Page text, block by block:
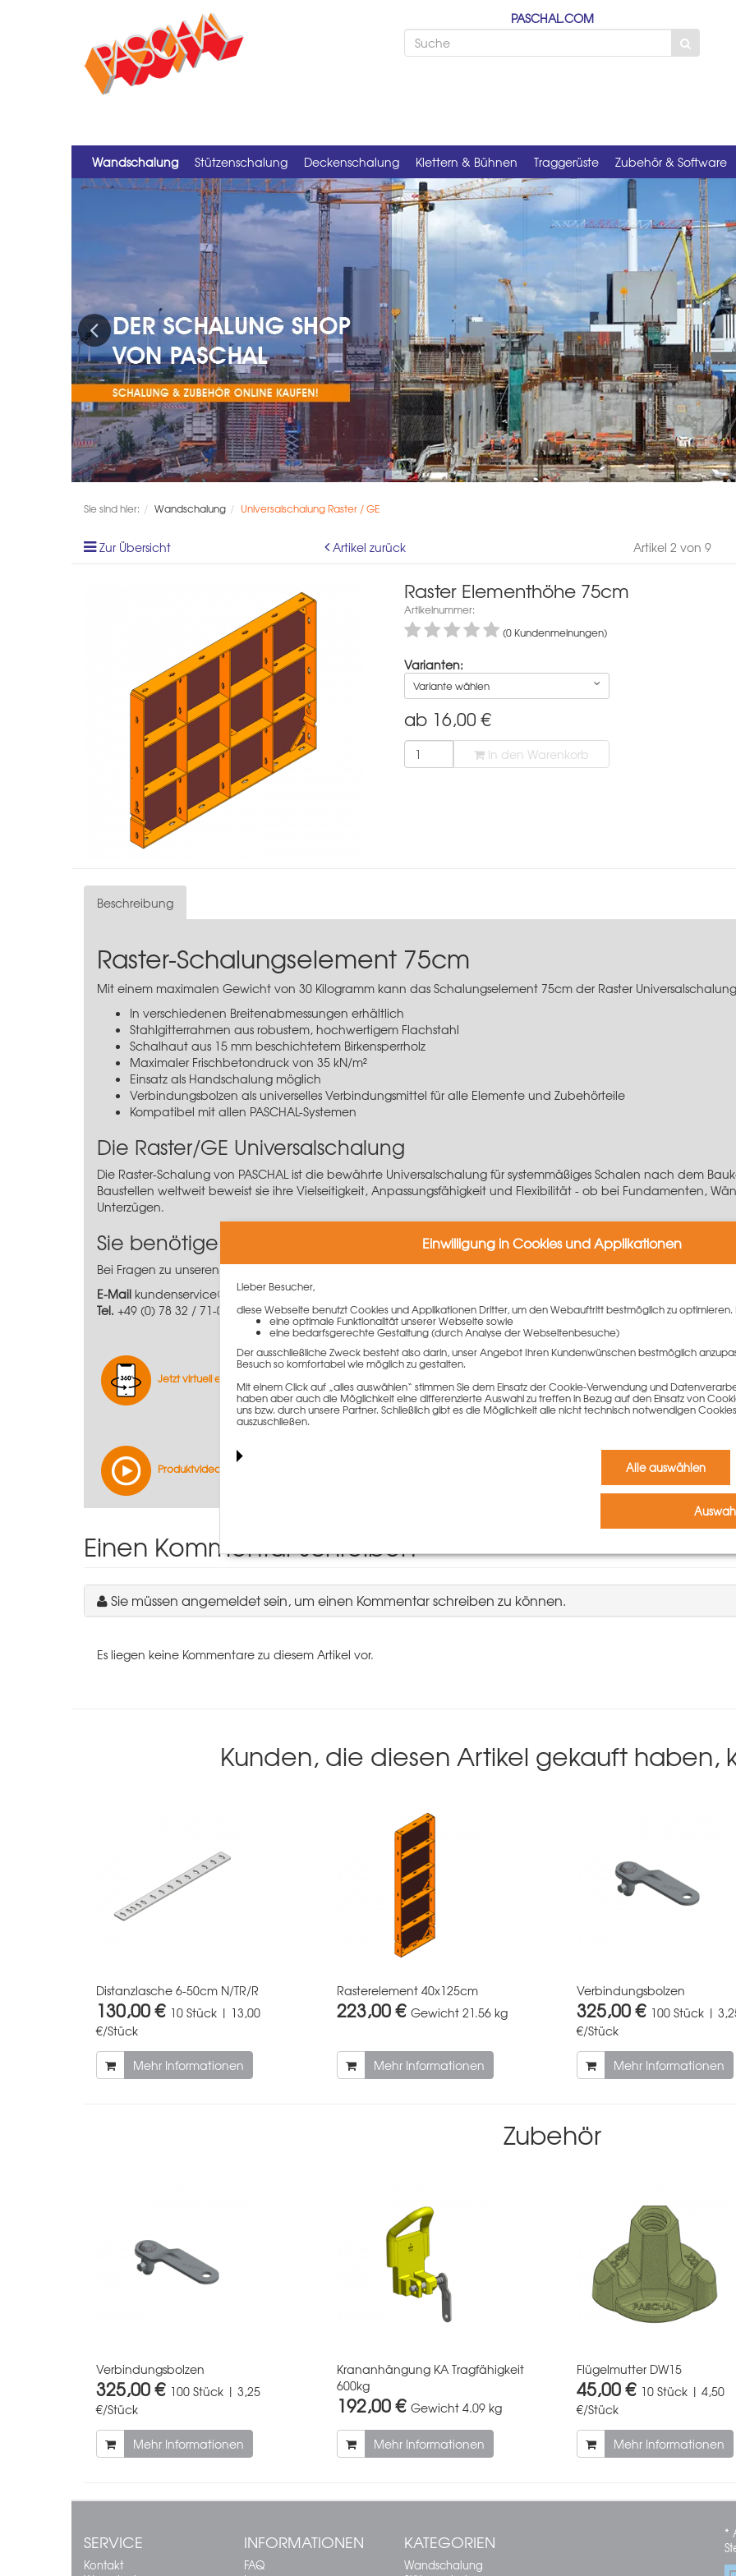
PASCHAL.COM
Wandschalung Stützenschalung Deckenschalung Klettern & Bühnen Traggerüste Zubehör & Software
Previous
Sie sind hier: Wandschalung Universalschalung Raster / GE
Zur Übersicht Artikel zurück Artikel 2 von 9
Raster Elementhöhe 75cm
Artikelnummer:
(0 Kundenmeinungen)
Varianten:
Variante wählen
ab 16,00 €
In den Warenkorb
Beschreibung
Raster-Schalungselement 75cm
Mit einem maximalen Gewicht von 30 Kilogramm kann das Schalungselement 75cm der Raster
In verschiedenen Breitenabmessungen erhältlich
Stahlgitterrahmen aus robustem, hochwertigem Flachstahl
Schalhaut aus 15 mm beschichtetem Birkensperrholz
Maximaler Frischbetondruck von 35 kN/m²
Einsatz als Handschalung möglich
Verbindungsbolzen als universelles Verbindungsmittel für alle Elemente und Zubehörteile
Kompatibel mit allen PASCHAL-Systemen
Die Raster/GE Universalschalung
Die Raster-Schalung von PASCHAL ist die bewährte Universalschalung für systemmäßiges Schalen nach dem
Baustellen weltweit beweist sie ihre Vielseitigkeit, Anpassungsfähigkeit und Flexibilität - ob bei Fundamenten,
Unterzügen.
Sie benötigen weitere Informationen?
Bei Fragen zu unseren Produkten helfen unsere Schalungsexperten Ihnen gerne weiter.
E-Mail kundenservice@paschal.com
Tel. +49 (0) 78 32 / 71-0
Jetzt virtuell entdecken
Produktvideo ansehen
Einen Kommentar schreiben
Sie müssen angemeldet sein, um einen Kommentar schreiben zu können.
Es liegen keine Kommentare zu diesem Artikel vor.
Kunden, die diesen Artikel gekauft haben,
Distanzlasche 6-50cm N/TR/R
130,00 € 10 Stück | 13,00
€/Stück
Mehr Informationen
Rasterelement 40x125cm
223,00 € Gewicht 21.56 kg
Mehr Informationen
Verbindungsbolzen
325,00 € 100 Stück |
€/Stück
Mehr Informationen
Zubehör
Verbindungsbolzen
325,00 € 100 Stück | 3,25
€/Stück
Mehr Informationen
Krananhängung KA Tragfähigkeit
600kg
192,00 € Gewicht 4.09 kg
Mehr Informationen
Flügelmutter DW15
45,00 € 10 Stück | 4,50
€/Stück
Mehr Informationen
SERVICE
Kontakt
INFORMATIONEN
FAQ
KATEGORIEN
Wandschalung
*
Einwilligung in Cookies und Applikationen
Lieber Besucher,
diese Webseite benutzt Cookies und Applikationen Dritter, um den Webauftritt bestmöglich zu optimieren.
eine optimale Funktionalität unserer Webseite sowie
eine bedarfsgerechte Gestaltung (durch Analyse der Webseitenbesuche)
Der ausschließliche Zweck besteht also darin, unser Angebot Ihren Kundenwünschen bestmöglich
Besuch so komfortabel wie möglich zu gestalten.
Mit einem Click auf „alles auswählen“ stimmen Sie dem Einsatz der Cookie-Verwendung und
haben aber auch die Möglichkeit eine differenzierte Auswahl zu treffen in Bezug auf den Einsatz von
uns bzw. durch unsere Partner. Schließlich gibt es die Möglichkeit alle nicht technisch notwendigen
auszuschließen.
Alle auswählen